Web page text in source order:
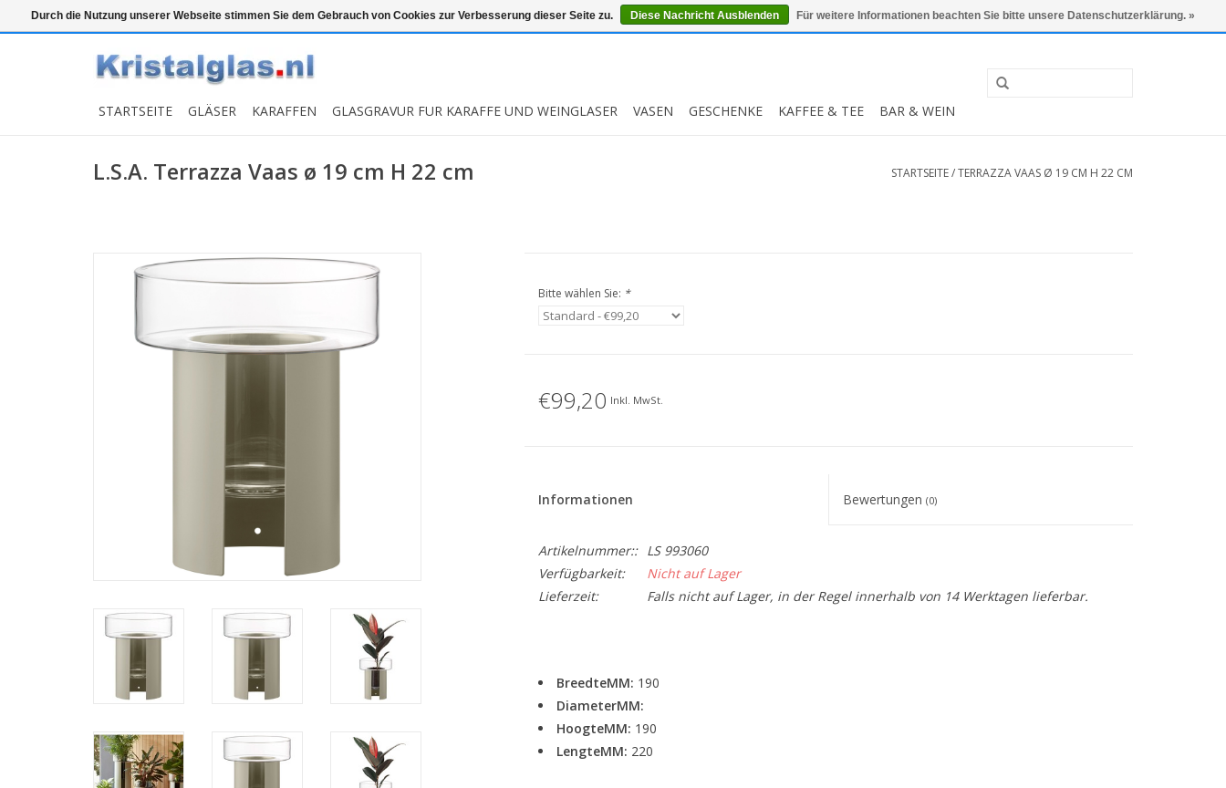
Top klasse Snelle levering Graveren 0 Artikel - €0,00 Mein Konto / Kundenkonto anlegen
STARTSEITE GLÄSER KARAFFEN GLASGRAVUR FUR KARAFFE UND WEINGLASER VASEN GESCHENKE KAFFEE & TEE BAR & WEIN
L.S.A. Terrazza Vaas ø 19 cm H 22 cm STARTSEITE/TERRAZZA VAAS Ø 19 CM H 22 CM
Bitte wählen Sie: *
€99,20 Inkl. MwSt.
Informationen Bewertungen(0)
Artikelnummer::
LS 993060
Verfügbarkeit:
Nicht auf Lager
Lieferzeit:
Falls nicht auf Lager, in der Regel innerhalb von 14 Werktagen lieferbar.
BreedteMM: 190
DiameterMM:
HoogteMM: 190
LengteMM: 220
Durch die Nutzung unserer Webseite stimmen Sie dem Gebrauch von Cookies zur Verbesserung dieser Seite zu. Diese Nachricht Ausblenden Für weitere Informationen beachten Sie bitte unsere Datenschutzerklärung. »